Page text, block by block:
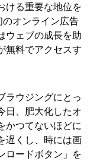
ける重要な地位を
オンライン広告
ウェブの成長を助
無料でアクセスす
ラウジングにとっ
日、肥大化したオ
かつてないほどに
遅くし、時には画
ロードボタン」を